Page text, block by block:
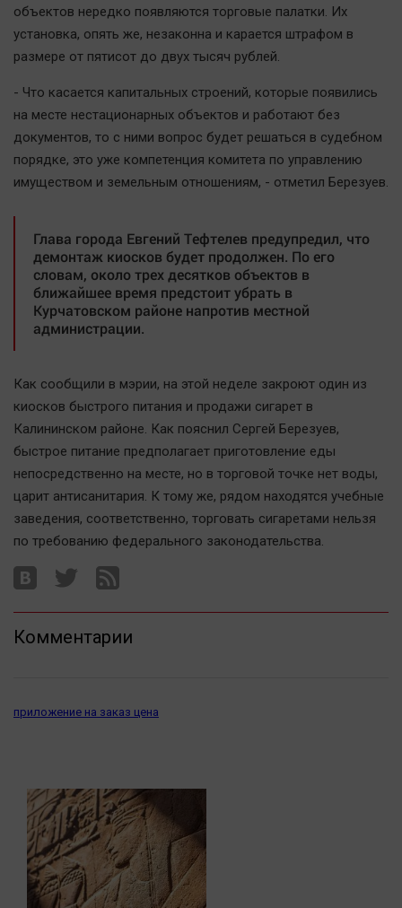
Технологии
Отраслевые темы
Hедвижимость
Образование
Автомобили
XX век: криминальные уроки
Банки
Новости компаний
Прогулки по городу Ч
Спецпроект
Статистика
Челябинск космический
Другие рубрики
Bookworms
English version
Актуальная тема
Афиша
Блогеркуль
Вирус чтения
Качество жизни
Конкурс
Народная журналистика
объектов нередко появляются торговые палатки. Их
установка, опять же, незаконна и карается штрафом в
размере от пятисот до двух тысяч рублей.
- Что касается капитальных строений, которые появились
на месте нестационарных объектов и работают без
документов, то с ними вопрос будет решаться в судебном
порядке, это уже компетенция комитета по управлению
имуществом и земельным отношениям, - отметил Березуев.
Глава города Евгений Тефтелев предупредил, что
демонтаж киосков будет продолжен. По его
словам, около трех десятков объектов в
ближайшее время предстоит убрать в
Курчатовском районе напротив местной
администрации.
Как сообщили в мэрии, на этой неделе закроют один из
киосков быстрого питания и продажи сигарет в
Калининском районе. Как пояснил Сергей Березуев,
быстрое питание предполагает приготовление еды
непосредственно на месте, но в торговой точке нет воды,
царит антисанитария. К тому же, рядом находятся учебные
заведения, соответственно, торговать сигаретами нельзя
по требованию федерального законодательства.
Комментарии
приложение на заказ цена